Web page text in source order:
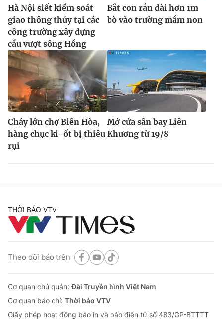
Hà Nội siết kiểm soát
giao thông thủy tại các
công trường xây dựng
cầu vượt sông Hồng
Bắt con rắn dài hơn 1m
bò vào trường mầm non
Cháy lớn chợ Biên Hòa,
hàng chục ki-ốt bị thiêu
rụi
Mở cửa sân bay Liên
Khương từ 19/8
THỜI BÁO VTV
Theo dõi báo trên
Cơ quan chủ quản:Đài Truyền hình Việt Nam
Cơ quan báo chí: Thời báo VTV
Giấy phép hoạt động báo in và báo điện tử số 483/GP-BTTTT